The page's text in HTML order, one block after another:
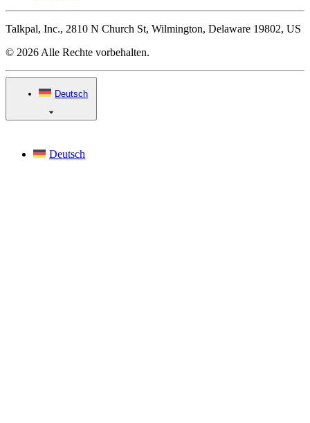
Talkpal, Inc., 2810 N Church St, Wilmington, Delaware 19802, US
© 2026 Alle Rechte vorbehalten.
Deutsch
Deutsch